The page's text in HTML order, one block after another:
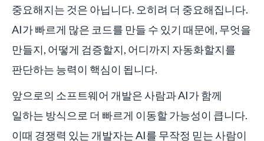
중요해지는 것은 아닙니다. 오히려 더 중요해집니다.
AI가 빠르게 많은 코드를 만들 수 있기 때문에, 무엇을
만들지, 어떻게 검증할지, 어디까지 자동화할지를
판단하는 능력이 핵심이 됩니다.
앞으로의 소프트웨어 개발은 사람과 AI가 함께
일하는 방식으로 더 빠르게 이동할 가능성이 큽니다.
이때 경쟁력 있는 개발자는 AI를 무작정 믿는 사람이